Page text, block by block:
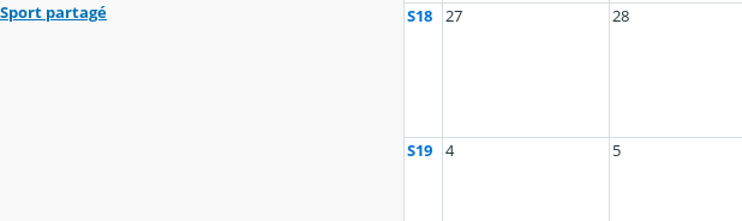
Sport partagé
S18 27 28
S19 4 5